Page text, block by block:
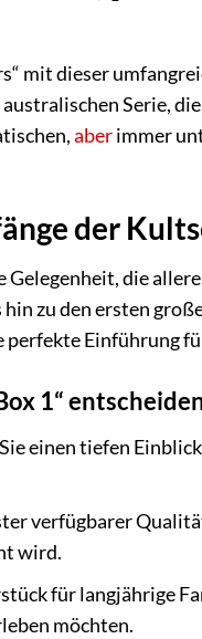
mit dieser
Serie,
aberimmer
der
die
zu den ersten
perfekte Einführung
1“
einen tiefen
verfügbarer
wird.
für langjährige
möchten.